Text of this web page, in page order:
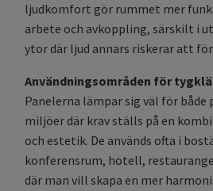
ljudkomfort gör rummet mer
arbete och avkoppling, särskilt i
ytor där ljud annars riskerar att
Användningsområden för
Panelerna lämpar sig väl för
miljöer där krav ställs på en
och estetik. De används ofta i
konferensrum, hotell,
där man vill skapa en mer